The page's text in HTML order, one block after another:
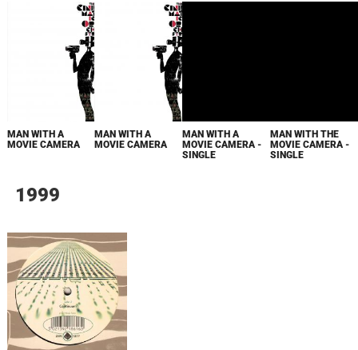
MAN WITH A
MOVIE CAMERA
MAN WITH A
MOVIE CAMERA
MAN WITH A
MOVIE CAMERA -
SINGLE
MAN WITH THE
MOVIE CAMERA -
SINGLE
1999